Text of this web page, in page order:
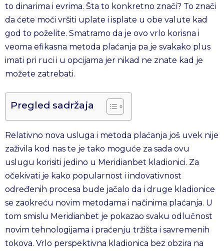
to dinarima i evrima. Šta to konkretno znači? To znači
da ćete moći vršiti uplate i isplate u obe valute kad
god to poželite. Smatramo da je ovo vrlo korisna i
veoma efikasna metoda plaćanja pa je svakako plus
imati pri ruci i u opcijama jer nikad ne znate kad je
možete zatrebati.
Pregled sadržaja
Relativno nova usluga i metoda plaćanja još uvek nije
zaživila kod nas te je tako moguće za sada ovu
uslugu korisiti jedino u Meridianbet kladionici. Za
očekivati je kako popularnost i indovativnost
određenih procesa bude jačalo da i druge kladionice
se zaokreću novim metodama i načinima plaćanja. U
tom smislu Meridianbet je pokazao svaku odlučnost
novim tehnologijama i praćenju tržišta i savremenih
tokova. Vrlo perspektivna kladionica bez obzira na